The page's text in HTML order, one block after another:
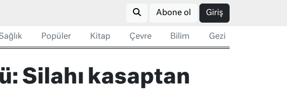
Abone ol Giriş
Popüler Kitap Çevre Bilim Gezi
Silahı kasaptan